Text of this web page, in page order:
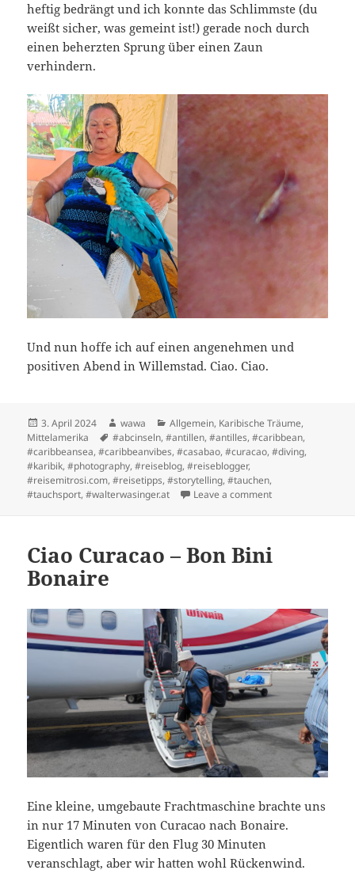
heftig bedrängt und ich konnte das Schlimmste (du
weißt sicher, was gemeint ist!) gerade noch durch
einen beherzten Sprung über einen Zaun
verhindern.
Und nun hoffe ich auf einen angenehmen und
positiven Abend in Willemstad. Ciao. Ciao.
Posted
on
3. April 2024 Author
wawa Categories
Allgemein, Karibische Träume,
Mittelamerika
Tags
#abcinseln,#antillen,#antilles,#caribbean,
#caribbeansea,#caribbeanvibes,#casabao,#curacao,#diving,
#karibik,#photography,#reiseblog,#reiseblogger,
#reisemitrosi.com,#reisetipps,#storytelling,#tauchen,
#tauchsport,#walterwasinger.at Leave a commenton Wenn der
Ciao Curacao – Bon Bini
Bonaire
Eine kleine, umgebaute Frachtmaschine brachte uns
in nur 17 Minuten von Curacao nach Bonaire.
Eigentlich waren für den Flug 30 Minuten
veranschlagt, aber wir hatten wohl Rückenwind.